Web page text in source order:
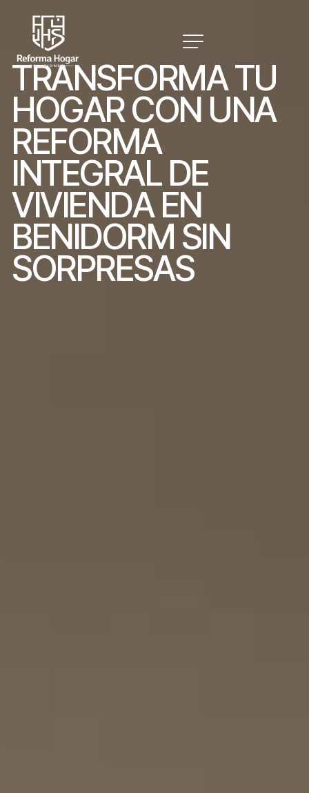
TRANSFORMATU
HOGARCON UNA
REFORMA
INTEGRAL DE
VIVIENDA EN
BENIDORM SIN
SORPRESAS